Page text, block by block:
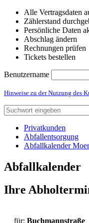
Alle Vertragsdaten
Zählerstand
Persönliche Daten
Abschlag ändern
Rechnungen prüfen
Tickets bestellen
Benutzername
Hinweise zu der Nutzung des
Privatkunden
Abfallentsorgung
Abfallkalender
Abfallkalender
Ihre
für: Buchmannstraße